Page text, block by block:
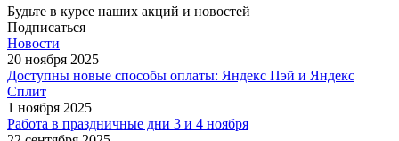
Будьте в курсе наших акций и новостей
Подписаться
Новости
20 ноября 2025
Доступны новые способы оплаты: Яндекс Пэй и Яндекс
Сплит
1 ноября 2025
Работа в праздничные дни 3 и 4 ноября